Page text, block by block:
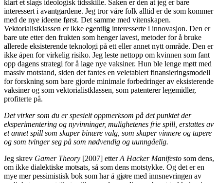
klart et slags ideologisk tidsskille. Saken er den at jeg er bare
interessert i avantgardene. Jeg tror våre folk alltid er de som kommer
med de nye ideene først. Det samme med vitenskapen.
Vektorialistklassen er ikke egentlig interesserte i innovasjon. Den er
bare ute etter den frukten som henger lavest, metoder for å bruke
allerede eksisterende teknologi på ett eller annet nytt område. Den er
ikke åpen for virkelig risiko. Jeg leste nettopp om kvinnen som fant
opp dagens strategi for å lage nye vaksiner. Hun ble lenge møtt med
massiv motstand, siden det fantes en veletablert finansieringsmodell
for forskning som bare gjorde minimale forbedringer av eksisterende
vaksiner og som vektorialistklassen, som patenterer legemidler,
profiterte på.
Det virker som du er spesielt oppmerksom på det punktet der
eksperimentering og nyvinninger, mulighetenes frie spill, erstattes av
et annet spill som skaper binære valg, som skaper vinnere og tapere
og som tvinger seg på som nødvendig og uunngåelig.
Jeg skrev Gamer Theory [2007] etterA Hacker Manifesto som dens,
om ikke dialektiske motsats, så som dens motstykke. Og det er en
mye mer pessimistisk bok som har å gjøre med innsnevringen av